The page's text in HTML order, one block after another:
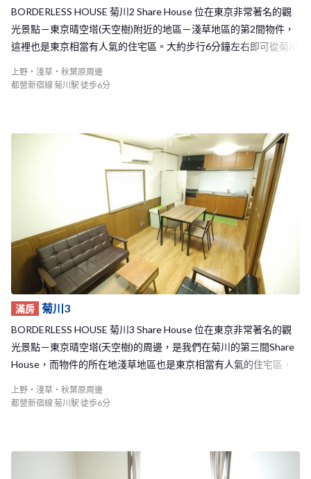
BORDERLESS HOUSE 菊川2 Share House 位在東京非常著名的觀
光景點－東京晴空塔(天空樹)附近的地區－淺草地區的第2間物件，
這裡也是東京相當有人氣的住宅區。大約步行6分鐘左右即可從菊川
達半藏門線的住吉站，另外，從物件也可以騎腳踏車去上野、淺草
回家前在這裡買到你所需要的各種商品。 菊川2 Share House是個可
以容納七名室友的小型Share House，因此家中的大家感情都很好，
相處也很融洽，且菊川2 Share House距離菊川1 Share House相當
的近，因此也有很多機會可以和其他物件的房客們一起交流，能夠
認識到更多的新朋友！ 歡迎想要認識來自世界各地朋友的你，及想
要和日本人交流學習日文你的，加入我們的菊川2 Share House！
上野・淺草・秋葉原周邊
都營新宿線 菊川駅 徒歩6分
滿房 菊川3
BORDERLESS HOUSE 菊川3 Share House 位在東京非常著名的觀
光景點－東京晴空塔(天空樹)的周邊，是我們在菊川的第三間Share
House，而物件的所在地淺草地區也是東京相當有人氣的住宅區，
分鐘左右即可抵達都營新宿線的菊川車站，徒步7分鐘左右可以到達
也有許多的超市和便利商店林立，生活機能便利，可以在每天回家
前在這裡買到你所需要的各種商品。 菊川3 Share House是個總共有
上野・淺草・秋葉原周邊
都營新宿線 菊川駅 徒歩6分